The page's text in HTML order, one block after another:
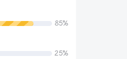
85%
25%